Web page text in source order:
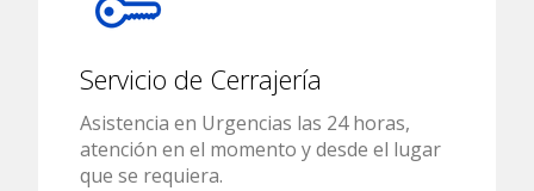
Servicio de Cerrajería
Asistencia en Urgencias las 24 horas,
atención en el momento y desde el lugar
que se requiera.